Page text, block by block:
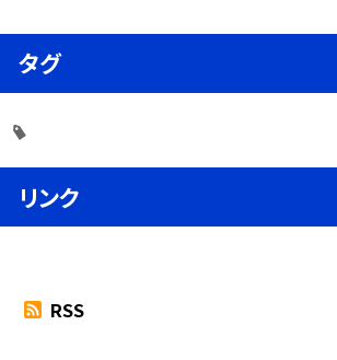
タグ
リンク
RSS